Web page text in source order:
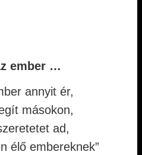
ember …
annyit ér,
másokon,
ad,
élő embereknek”